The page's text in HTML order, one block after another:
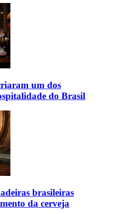
um dos
do Brasil
brasileiras
da cerveja